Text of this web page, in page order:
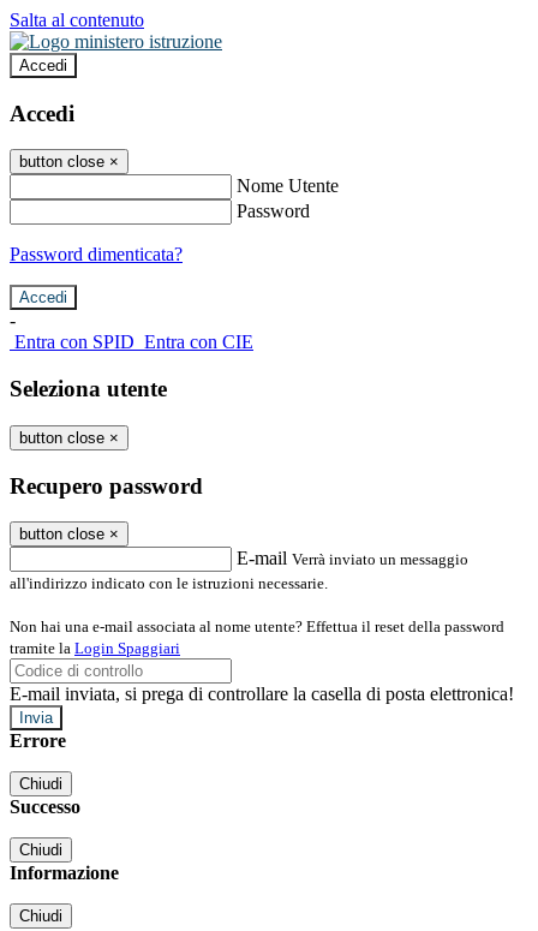
Salta al contenuto
Accedi
Accedi
button close ×
Nome Utente
Password
Password dimenticata?
-
Entra con SPID Entra con CIE
Seleziona utente
button close ×
Recupero password
button close ×
E-mail Verrà inviato un messaggio
all'indirizzo indicato con le istruzioni necessarie.
Non hai una e-mail associata al nome utente? Effettua il reset della password
tramite la Login Spaggiari
E-mail inviata, si prega di controllare la casella di posta elettronica!
Errore
Chiudi
Successo
Chiudi
Informazione
Chiudi